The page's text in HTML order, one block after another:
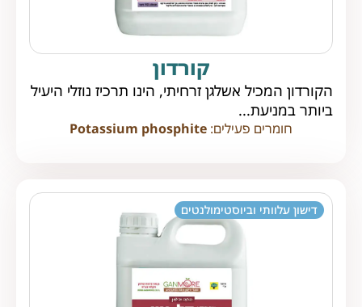
קורדון
הקורדון המכיל אשלגן זרחיתי, הינו תרכיז נוזלי היעיל
ביותר במניעת...
חומרים פעילים: Potassium phosphite
דישון עלוותי וביוסטימולנטים